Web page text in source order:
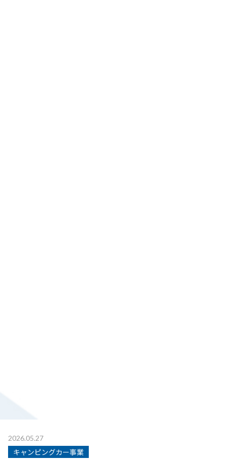
2026.05.27
キャンピングカー事業